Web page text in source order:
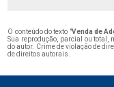
O conteúdo do texto "Venda de
Sua reprodução, parcial ou
do autor. Crime de violação de
de direitos autorais